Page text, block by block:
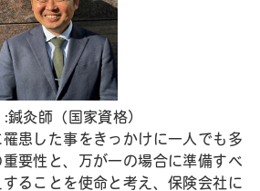
鍼灸師（国家資格）
患した事をきっかけに一人でも多
要性と、万が一の場合に準備すべ
ることを使命と考え、保険会社に